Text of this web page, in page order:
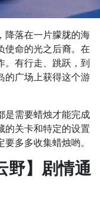
降落在一片朦胧的海
使命的光之后裔。在
。有行走、跳跃，到
的广场上获得这个游
是需要蜡烛才能完成
的关卡和特定的设置
多多收集蜡烛哟。
】剧情通